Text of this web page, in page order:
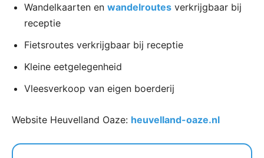
Wandelkaarten en wandelroutes verkrijgbaar bij
receptie
Fietsroutes verkrijgbaar bij receptie
Kleine eetgelegenheid
Vleesverkoop van eigen boerderij
Website Heuvelland Oaze: heuvelland-oaze.nl